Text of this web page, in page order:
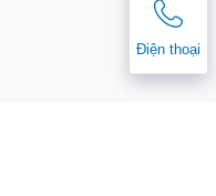
Điện thoại